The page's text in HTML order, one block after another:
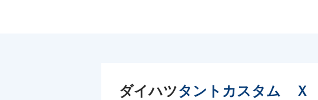
ダイハツタントカスタム Ｘ